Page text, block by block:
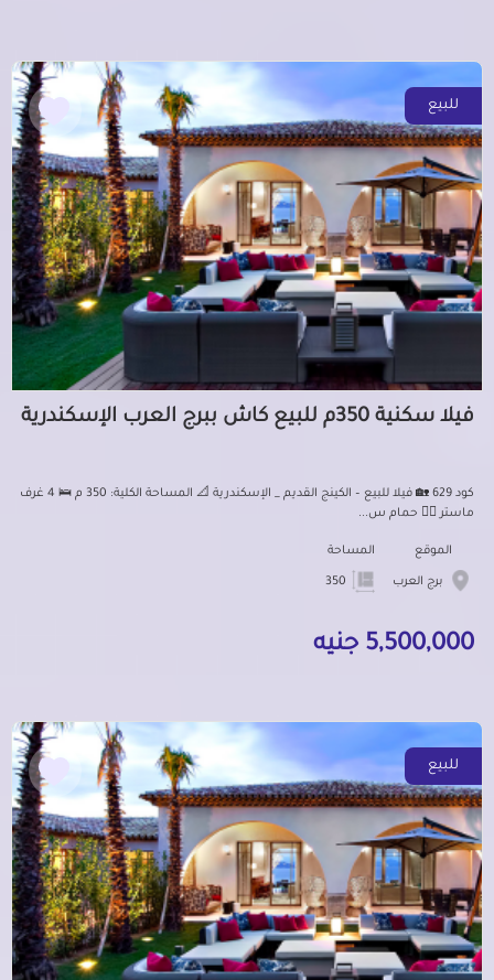
للبيع
فيلا سكنية 350م للبيع كاش ببرج العرب الإسكندرية
كود 629 🏡 فيلا للبيع – الكينج القديم _ الإسكندرية 📐 المساحة الكلية: 350 م 🛌 4 غرف
ماستر 🏊‍♂️ حمام س...
الموقع
برج العرب
المساحة
5,500,000 جنيه
للبيع